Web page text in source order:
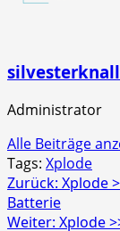
Administrator
Alle Beiträge
Tags: Xplode
Zurück: Xplode
Batterie
Weiter: Xplode